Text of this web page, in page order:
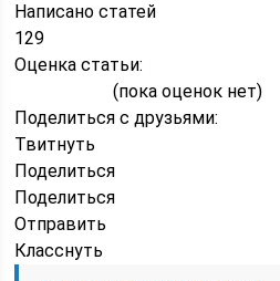
Написано статей
129
Оценка статьи:
(пока оценок нет)
Поделиться с друзьями:
Твитнуть
Поделиться
Поделиться
Отправить
Класснуть